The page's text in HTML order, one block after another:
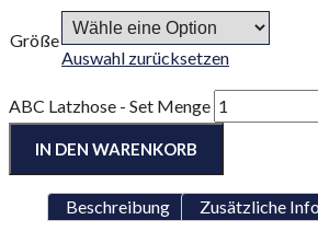
Größe
Auswahl zurücksetzen
ABC Latzhose - Set Menge
IN DEN WARENKORB
Beschreibung Zusätzliche